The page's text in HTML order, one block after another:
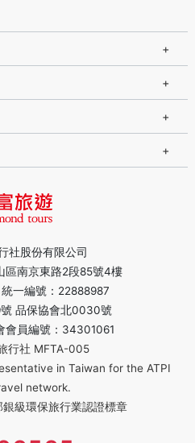
社股份有限公司
區南京東路2段85號4樓
一編號：22888987
品保協會北0030號
會員編號：34301061
行社 MFTA-005
in Taiwan for the ATPI
network.
級環保旅行業認證標章